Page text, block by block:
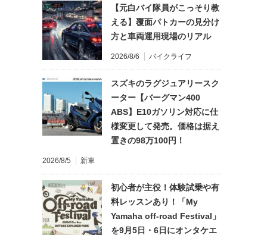
【元白バイ隊員がこっそり教
える】覆面パトカーの見分け
方と車両運用現場のリアル
2026/8/6 バイクライフ
スズキのラグジュアリースク
ーター【バーグマン400
ABS】E10ガソリン対応に仕
様変更して発売。価格は据え
置きの98万100円！
2026/8/5 新車
初心者が主役！体験試乗や有
料レッスンあり！「My
Yamaha off-road Festival」
を9月5日・6日にオンタケエ